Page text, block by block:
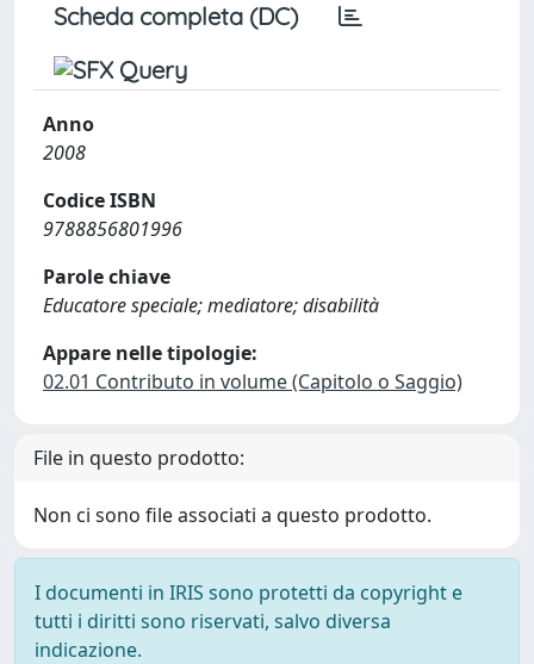
Scheda completa (DC)
Anno
2008
Codice ISBN
9788856801996
Parole chiave
Educatore speciale; mediatore; disabilità
Appare nelle tipologie:
02.01 Contributo in volume (Capitolo o Saggio)
File in questo prodotto:
Non ci sono file associati a questo prodotto.
I documenti in IRIS sono protetti da copyright e
tutti i diritti sono riservati, salvo diversa
indicazione.